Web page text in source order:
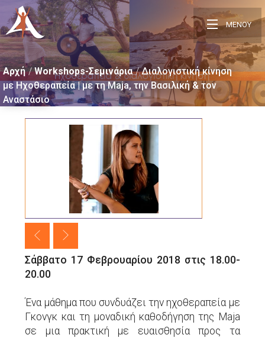
ΜΕΝΟΥ
Αρχή Workshops-Σεμινάρια Διαλογιστική κίνηση
με Ηχοθεραπεία | με τη Μaja, την Βασιλική & τον
Αναστάσιο
Σάββατο 17 Φεβρουαρίου 2018 στις 18.00-
20.00
Ένα μάθημα που συνδυάζει την ηχοθεραπεία με
Γκονγκ και τη μοναδική καθοδήγηση της Maja
σε μια πρακτική με ευαισθησία προς τα